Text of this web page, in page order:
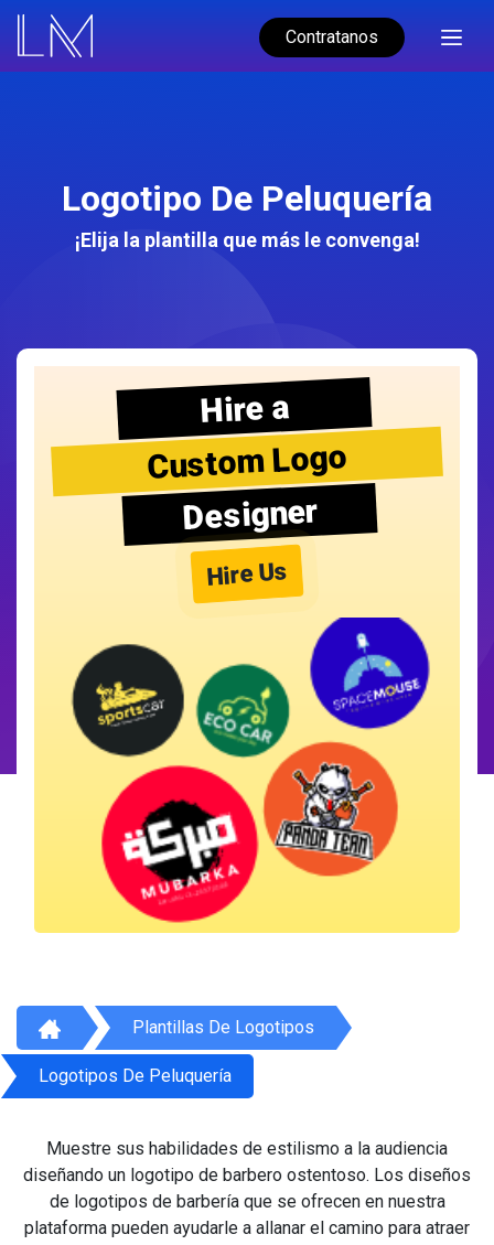
Contratanos
Logotipo De Peluquería
¡Elija la plantilla que más le convenga!
Hire a
Custom Logo
Designer
Hire Us
Plantillas De Logotipos
Logotipos De Peluquería
Muestre sus habilidades de estilismo a la audiencia
diseñando un logotipo de barbero ostentoso. Los diseños
de logotipos de barbería que se ofrecen en nuestra
plataforma pueden ayudarle a allanar el camino para atraer